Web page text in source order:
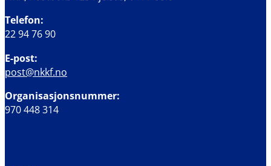
Telefon:
22 94 76 90
E-post:
post@nkkf.no
Organisasjonsnummer:
970 448 314